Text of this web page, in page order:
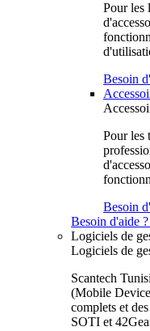
Pour les
Besoin
Pour les
Besoin
Besoin d'aide
Logiciels de
Logiciels de
Scantech
(Mobile Device
complets et
SOTI et